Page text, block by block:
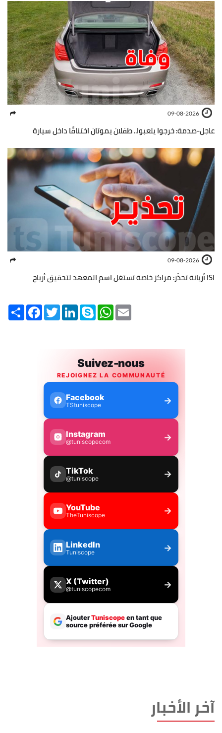
09-08-2026
عاجل-صدمة: خرجوا يلعبوا.. طفلان يموتان اختناقًا داخل سيارة
09-08-2026
ISI أريانة تحذّر: مراكز خاصة تستغل اسم المعهد لتحقيق أرباح
Share FacebookTwitterLinkedInSkype WhatsApp
آخر الأخبار